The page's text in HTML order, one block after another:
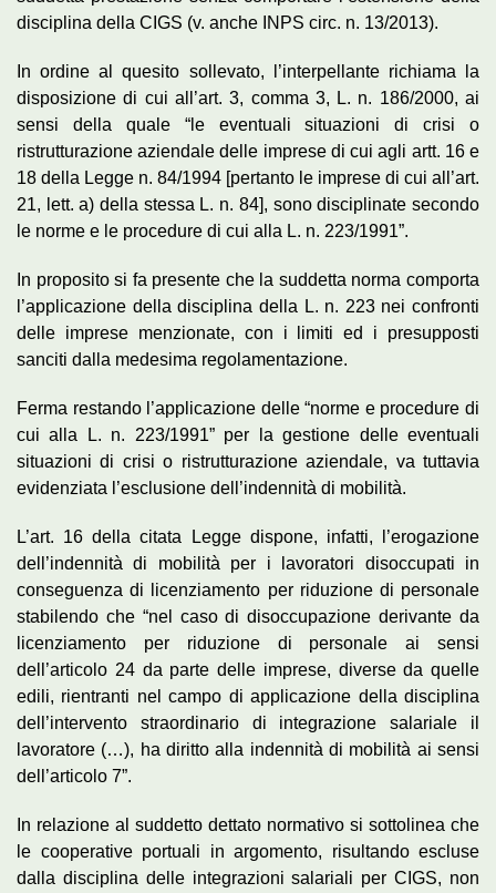
disciplina della CIGS (v. anche INPS circ. n. 13/2013).
In ordine al quesito sollevato, l’interpellante richiama la
disposizione di cui all’art. 3, comma 3, L. n. 186/2000, ai
sensi della quale “le eventuali situazioni di crisi o
ristrutturazione aziendale delle imprese di cui agli artt. 16 e
18 della Legge n. 84/1994 [pertanto le imprese di cui all’art.
21, lett. a) della stessa L. n. 84], sono disciplinate secondo
le norme e le procedure di cui alla L. n. 223/1991”.
In proposito si fa presente che la suddetta norma comporta
l’applicazione della disciplina della L. n. 223 nei confronti
delle imprese menzionate, con i limiti ed i presupposti
sanciti dalla medesima regolamentazione.
Ferma restando l’applicazione delle “norme e procedure di
cui alla L. n. 223/1991” per la gestione delle eventuali
situazioni di crisi o ristrutturazione aziendale, va tuttavia
evidenziata l’esclusione dell’indennità di mobilità.
L’art. 16 della citata Legge dispone, infatti, l’erogazione
dell’indennità di mobilità per i lavoratori disoccupati in
conseguenza di licenziamento per riduzione di personale
stabilendo che “nel caso di disoccupazione derivante da
licenziamento per riduzione di personale ai sensi
dell’articolo 24 da parte delle imprese, diverse da quelle
edili, rientranti nel campo di applicazione della disciplina
dell’intervento straordinario di integrazione salariale il
lavoratore (…), ha diritto alla indennità di mobilità ai sensi
dell’articolo 7”.
In relazione al suddetto dettato normativo si sottolinea che
le cooperative portuali in argomento, risultando escluse
dalla disciplina delle integrazioni salariali per CIGS, non